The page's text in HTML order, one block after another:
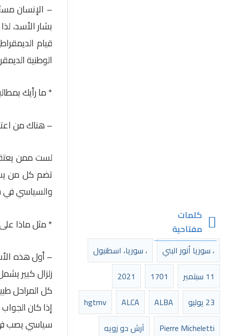
كلمات
مفتاحية
، سوريا أنور البني
، سوريا، اسطنبول
11 سبتمبر
1701
2021
23 يوليو
ALBA
ALCA
hgtmv
Pierre Micheletti
آرش دو زويه
– الإنسان
بشار الأسد،
قيام
الوطنية
* ما رأيك
– هناك من
لست ممن
تضم كل من
والسياسي في
* مثل ماذا
زلزال كبير
كل المراحل
إذا كان
سياسي يصب